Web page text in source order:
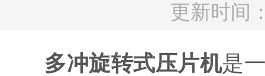
更新时间
多冲旋转式压片机是